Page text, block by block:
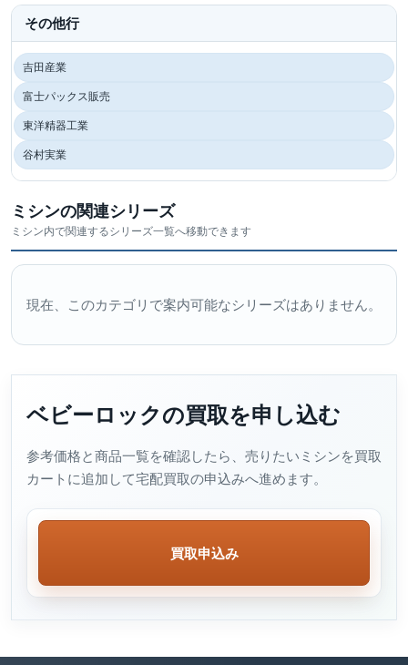
その他行
吉田産業
富士パックス販売
東洋精器工業
谷村実業
ミシンの関連シリーズ
ミシン内で関連するシリーズ一覧へ移動できます
現在、このカテゴリで案内可能なシリーズはありません。
ベビーロックの買取を申し込む
参考価格と商品一覧を確認したら、売りたいミシンを買取
カートに追加して宅配買取の申込みへ進めます。
買取申込み